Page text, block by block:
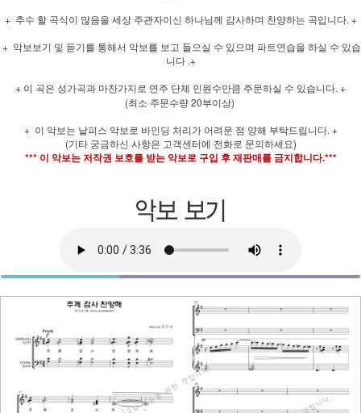
+ 추수 할 곡식이 많음을 세상 주관자이신 하나님께 감사하며 찬양하는 곡입니다. +
+ 악보보기 및 듣기를 통해서 악보를 보고 들으실 수 있으며 파트연습을 하실 수 있습
니다 .+
+ 이 곡은 성가곡과 마찬가지로 연주 단체 인원수만큼 주문하실 수 있습니다. +
(최소 주문수량 20부이상)
+ 이 악보는 낱피스 악보로 바인딩 처리가 어려운 점 양해 부탁드립니다. +
(기타 궁금하신 사항은 고객센터에 전화로 문의하세요)
*** 이 악보는 저작권 보호를 받는 악보로 구입 후 재판매를 금지합니다.***